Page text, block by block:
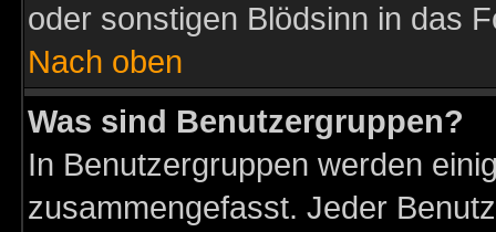
oder sonstigen Blödsinn in das
Nach oben
Was sind Benutzergruppen?
In Benutzergruppen werden
zusammengefasst. Jeder